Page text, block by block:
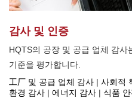
감사 및 인증
HQTS의 공장 및 공급 업체 감사
기준을 평가합니다.
工厂 및 공급 업체 감사 | 사회적
환경 감사 | 에너지 감사 | 식품